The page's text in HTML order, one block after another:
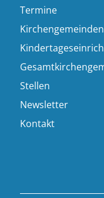
Termine
Kirchengemeinden
Stellen
Newsletter
Kontakt